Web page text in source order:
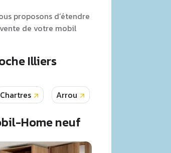
proposons d’étendre
de votre mobil
Illiers
Chartres Arrou
Home neuf